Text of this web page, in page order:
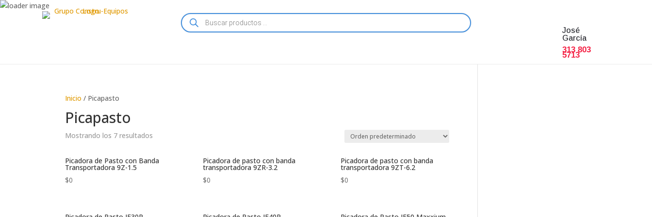
Búsqueda
de
productos
José
García
313 803
5713
Inicio / Picapasto
Picapasto
Mostrando los 7 resultados
Picadora de Pasto con Banda
Transportadora 9Z-1.5
$0
Picadora de pasto con banda
transportadora 9ZR-3.2
$0
Picadora de pasto con banda
transportadora 9ZT-6.2
$0